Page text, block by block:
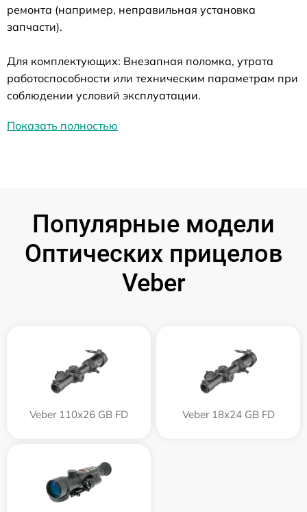
ремонта (например, неправильная установка
запчасти).
Для комплектующих: Внезапная поломка, утрата
работоспособности или техническим параметрам при
соблюдении условий эксплуатации.
Показать полностью
Популярные модели
Оптических прицелов
Veber
Veber 110х26 GB FD Veber 18x24 GB FD